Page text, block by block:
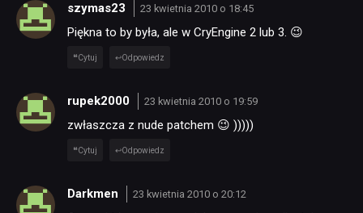
szymas23 23 kwietnia 2010 o 18:45
Piękna to by była, ale w CryEngine 2 lub 3. 😉
Cytuj Odpowiedz
rupek2000 23 kwietnia 2010 o 19:59
zwłaszcza z nude patchem 😉 )))))
Cytuj Odpowiedz
Darkmen 23 kwietnia 2010 o 20:12